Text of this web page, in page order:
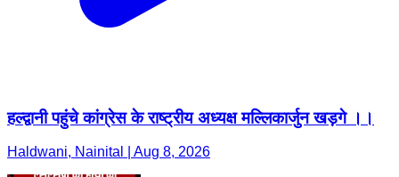
हल्द्वानी पहुंचे कांग्रेस के राष्ट्रीय अध्यक्ष मल्लिकार्जुन खड़गे ।।